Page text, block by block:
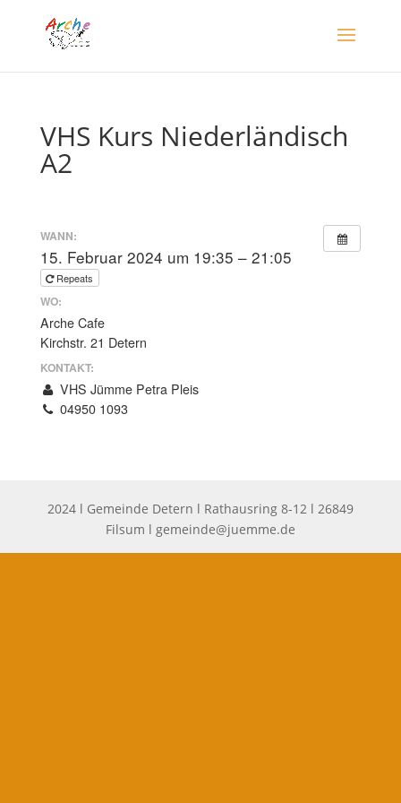
VHS Kurs Niederländisch
A2
WANN:
15. Februar 2024 um 19:35 – 21:05
Repeats
WO:
Arche Cafe
Kirchstr. 21 Detern
KONTAKT:
VHS Jümme Petra Pleis
04950 1093
2024 l Gemeinde Detern l Rathausring 8-12 l 26849
Filsum l gemeinde@juemme.de